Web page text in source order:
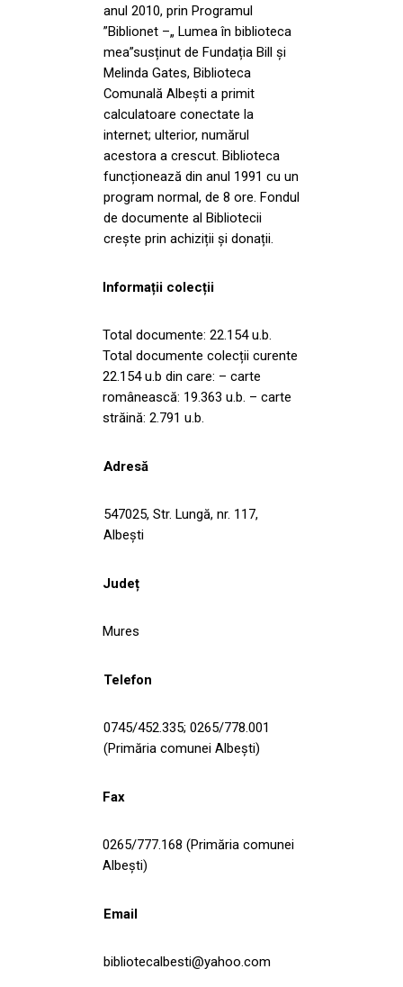
anul 2010, prin Programul
”Biblionet –„ Lumea în biblioteca
mea”susținut de Fundația Bill și
Melinda Gates, Biblioteca
Comunală Albești a primit
calculatoare conectate la
internet; ulterior, numărul
acestora a crescut. Biblioteca
funcționează din anul 1991 cu un
program normal, de 8 ore. Fondul
de documente al Bibliotecii
crește prin achiziții și donații.
Informații colecții
Total documente: 22.154 u.b.
Total documente colecții curente
22.154 u.b din care: – carte
românească: 19.363 u.b. – carte
străină: 2.791 u.b.
Adresă
547025, Str. Lungă, nr. 117,
Albeşti
Județ
Mures
Telefon
0745/452.335; 0265/778.001
(Primăria comunei Albești)
Fax
0265/777.168 (Primăria comunei
Albești)
Email
bibliotecalbesti@yahoo.com